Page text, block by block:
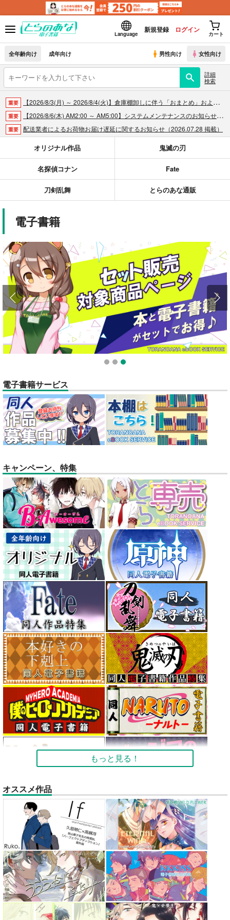
Language
新規登録 ログイン
カート
全年齢向け 成年向け 男性向け 女性向け
詳細
検索
重要 【2026/8/3(月) ～ 2026/8/4(火)】倉庫棚卸しに伴う「おまとめ」および「商品の出荷」休止のお知らせ（2026.07.30 掲載）
重要 【2026/8/6(木) AM2:00 ～ AM5:00】システムメンテナンスのお知らせ（2026.07.30 掲載）
重要 配送業者によるお荷物お届け遅延に関するお知らせ（2026.07.28 掲載）
【2026/4/1より】とらのあなプレミアム、新支払い方法＆新プラン導入のお知らせ（2026.03.09 掲載）
重要 おまとめサイクル「定期便(月2)」一般会員様の利用再開のお知らせ（2026.02.05 掲載）
「とらのあな×駿河屋日本橋乙女同人誌館」通販店頭受取サービス開始のお知らせ（2026.01.05 更新｜2025.12.30 掲載）
重要 個人情報保護方針の改定について（2025.09.19 更新｜2025.08.01 掲載）
全てのお知らせを見る
オリジナル作品 鬼滅の刃
名探偵コナン Fate
刀剣乱舞 とらのあな通販
電子書籍
1 2 3
電子書籍サービス
キャンペーン、特集
もっと見る！
オススメ作品